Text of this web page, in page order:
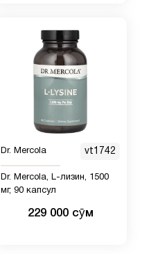
Dr. Mercola vt1742
Dr. Mercola, L-лизин, 1500
мг, 90 капсул
229 000 сӯм